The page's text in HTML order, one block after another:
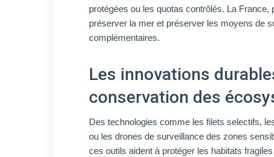
protégées ou les quotas contrôlés. La
préserver la mer et préserver les moyens de
complémentaires.
Les innovations
conservation des
Des technologies comme les filets selectifs,
ou les drones de surveillance des zones
ces outils aident à protéger les habitats